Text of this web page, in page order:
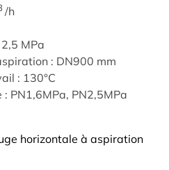
/h
MPa
: DN900 mm
: 130°C
PN1,6MPa, PN2,5MPa
horizontale à aspiration